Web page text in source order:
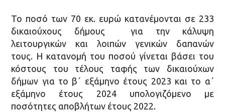
Το ποσό των 70 εκ. ευρώ κατανέμονται σε 233
δικαιούχους δήμους για την κάλυψη
λειτουργικών και λοιπών γενικών δαπανών
τους. Η κατανομή του ποσού γίνεται βάσει του
κόστους του τέλους ταφής των δικαιούχων
δήμων για το β΄ εξάμηνο έτους 2023 και το α΄
εξάμηνο έτους 2024 υπολογιζόμενο με
ποσότητες αποβλήτων έτους 2022.